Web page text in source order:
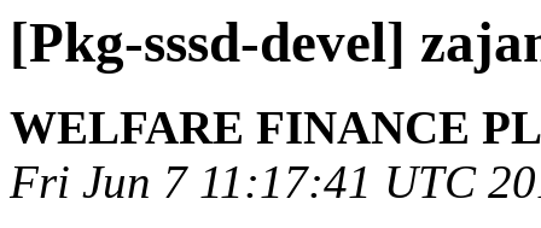
[Pkg-sssd-devel]
WELFARE FINANCE
Fri Jun 7 11:17:41 UTC